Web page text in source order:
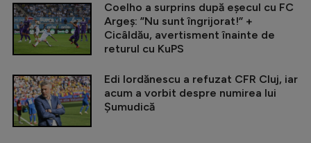
Coelho a surprins după eșecul cu FC
Argeș: ”Nu sunt îngrijorat!” +
Cicâldău, avertisment înainte de
returul cu KuPS
Edi Iordănescu a refuzat CFR Cluj, iar
acum a vorbit despre numirea lui
Șumudică